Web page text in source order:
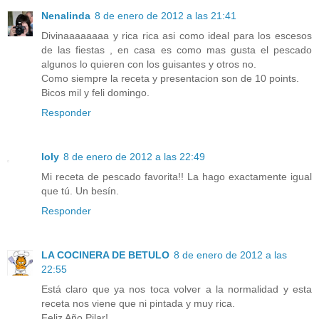
Nenalinda 8 de enero de 2012 a las 21:41
Divinaaaaaaaa y rica rica asi como ideal para los escesos
de las fiestas , en casa es como mas gusta el pescado
algunos lo quieren con los guisantes y otros no.
Como siempre la receta y presentacion son de 10 points.
Bicos mil y feli domingo.
Responder
loly 8 de enero de 2012 a las 22:49
Mi receta de pescado favorita!! La hago exactamente igual
que tú. Un besín.
Responder
LA COCINERA DE BETULO 8 de enero de 2012 a las
22:55
Está claro que ya nos toca volver a la normalidad y esta
receta nos viene que ni pintada y muy rica.